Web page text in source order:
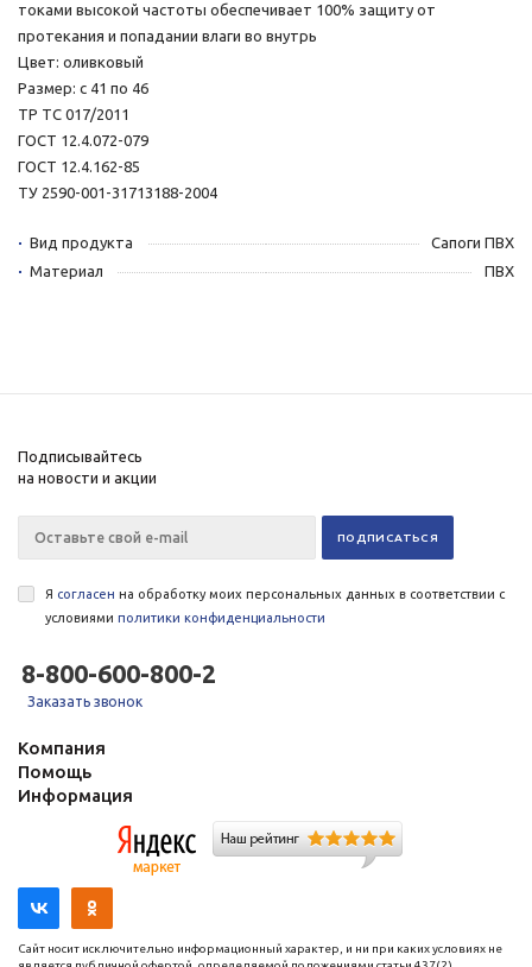
токами высокой частоты обеспечивает 100% защиту от
протекания и попадании влаги во внутрь
Цвет: оливковый
Размер: с 41 по 46
ТР ТС 017/2011
ГОСТ 12.4.072-079
ГОСТ 12.4.162-85
ТУ 2590-001-31713188-2004
Вид продукта
Сапоги ПВХ
Материал
ПВХ
Подписывайтесь
на новости и акции
Я согласен на обработку моих персональных данных в соответствии с
условиями политики конфиденциальности
8-800-600-800-2
Заказать звонок
Компания
Помощь
Информация
Сайт носит исключительно информационный характер, и ни при каких условиях не